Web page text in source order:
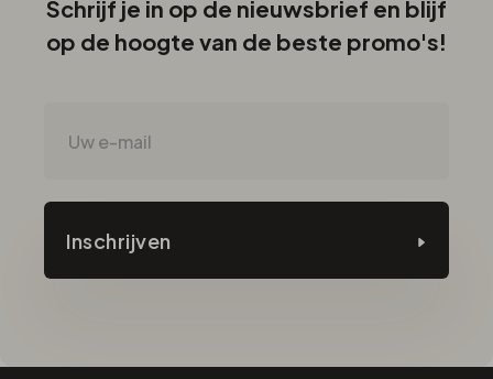
Schrijf je in op de nieuwsbrief en blijf
op de hoogte van de beste promo's!
Inschrijven